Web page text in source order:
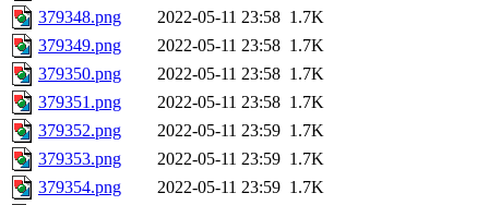
379348.png
2022-05-11 23:58 1.7K
379349.png
2022-05-11 23:58 1.7K
379350.png
2022-05-11 23:58 1.7K
379351.png
2022-05-11 23:58 1.7K
379352.png
2022-05-11 23:59 1.7K
379353.png
2022-05-11 23:59 1.7K
379354.png
2022-05-11 23:59 1.7K